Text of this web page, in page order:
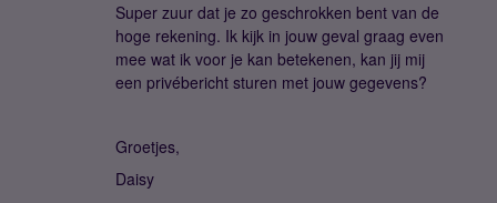
Super zuur dat je zo geschrokken bent van de
hoge rekening. Ik kijk in jouw geval graag even
mee wat ik voor je kan betekenen, kan jij mij
een privébericht sturen met jouw gegevens?
Groetjes,
Daisy